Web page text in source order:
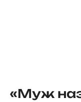
«Муж